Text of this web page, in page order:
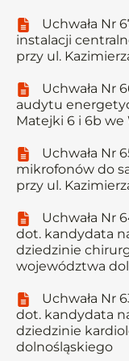
Uchwała Nr
instalacji
przy ul.
Uchwała Nr
audytu
Matejki 6 i 6b we
Uchwała Nr
mikrofonów do
przy ul.
Uchwała Nr
dot. kandydata
dziedzinie
województwa
Uchwała Nr
dot. kandydata
dziedzinie
dolnośląskiego